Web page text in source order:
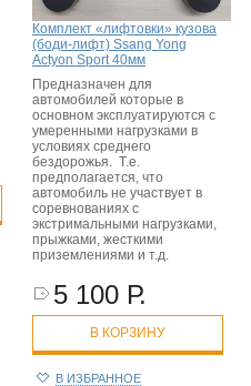
Комплект «лифтовки» кузова
(боди-лифт) Ssang Yong
Actyon Sport 40мм
Предназначен для
автомобилей которые в
основном эксплуатируются с
умеренными нагрузками в
условиях среднего
бездорожья. Т.е.
предполагается, что
автомобиль не участвует в
соревнованиях с
экстримальными нагрузками,
прыжками, жесткими
приземлениями и т.д.
5 100 Р.
В КОРЗИНУ
В ИЗБРАННОЕ